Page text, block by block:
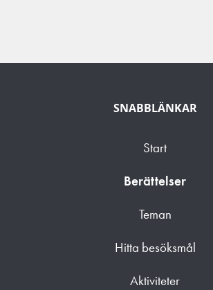
SNABBLÄNKAR
Start
Berättelser
Teman
Hitta besöksmål
Aktiviteter